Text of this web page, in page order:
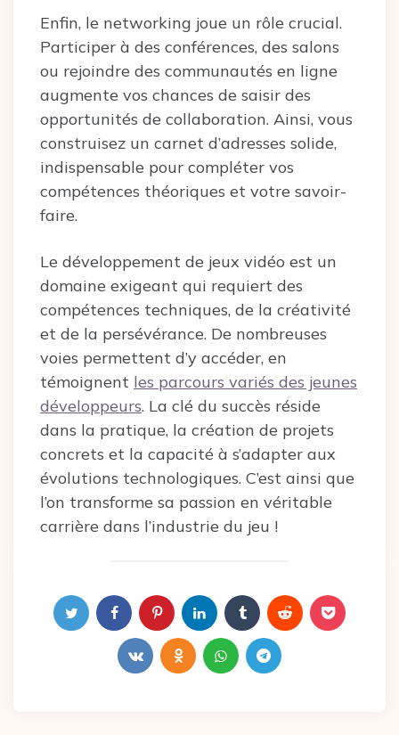
Enfin, le networking joue un rôle crucial.
Participer à des conférences, des salons
ou rejoindre des communautés en ligne
augmente vos chances de saisir des
opportunités de collaboration. Ainsi, vous
construisez un carnet d’adresses solide,
indispensable pour compléter vos
compétences théoriques et votre savoir-
faire.
Le développement de jeux vidéo est un
domaine exigeant qui requiert des
compétences techniques, de la créativité
et de la persévérance. De nombreuses
voies permettent d’y accéder, en
témoignent les parcours variés des jeunes
développeurs. La clé du succès réside
dans la pratique, la création de projets
concrets et la capacité à s’adapter aux
évolutions technologiques. C’est ainsi que
l’on transforme sa passion en véritable
carrière dans l’industrie du jeu !